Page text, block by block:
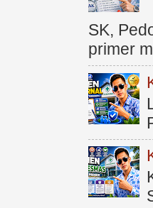
SK,
primer